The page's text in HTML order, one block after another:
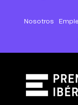
Nosotros